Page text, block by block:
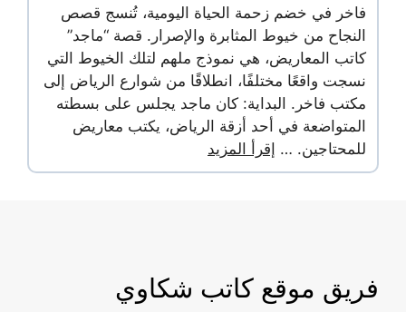
فاخر في خضم زحمة الحياة اليومية، تُنسج قصص
النجاح من خيوط المثابرة والإصرار. قصة “ماجد”
كاتب المعاريض، هي نموذج ملهم لتلك الخيوط التي
نسجت واقعًا مختلفًا، انطلاقًا من شوارع الرياض إلى
مكتب فاخر. البداية: كان ماجد يجلس على بسطته
المتواضعة في أحد أزقة الرياض، يكتب معاريض
للمحتاجين. … إقرأ المزيد
فريق موقع كاتب شكاوي